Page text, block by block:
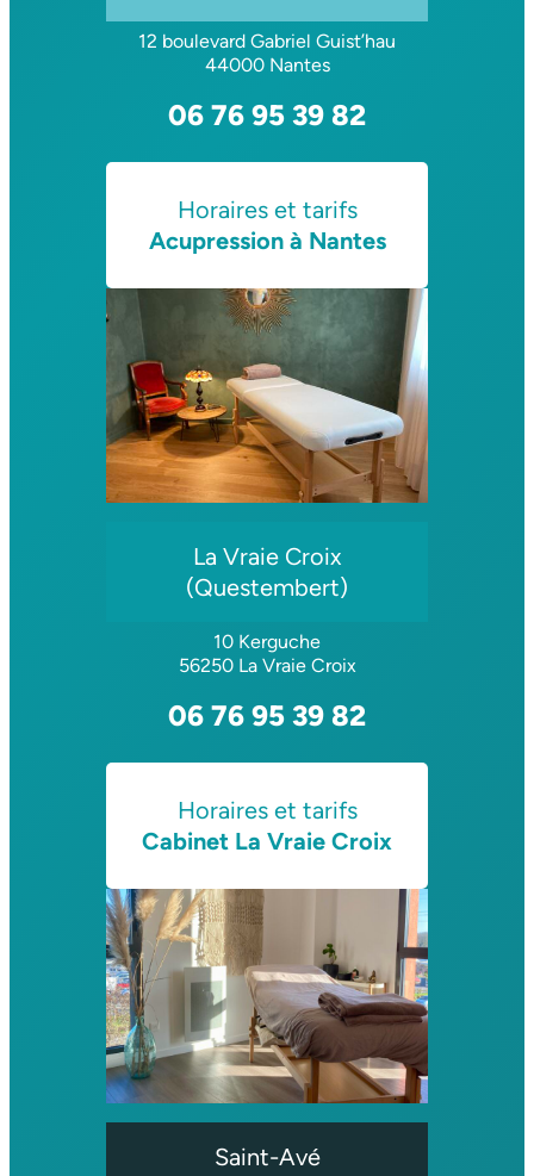
12 boulevard Gabriel Guist’hau
44000 Nantes
06 76 95 39 82
Horaires et tarifs
Acupression à Nantes
La Vraie Croix
(Questembert)
10 Kerguche
56250 La Vraie Croix
06 76 95 39 82
Horaires et tarifs
Cabinet La Vraie Croix
Saint-Avé